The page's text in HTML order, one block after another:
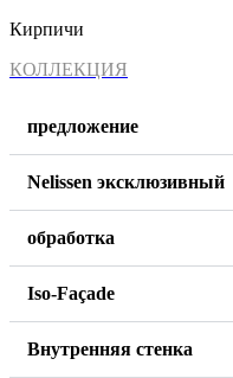
Кирпичи
КОЛЛЕКЦИЯ
предложение
Nelissen эксклюзивный
обработка
Iso-Façade
Внутренняя стенка